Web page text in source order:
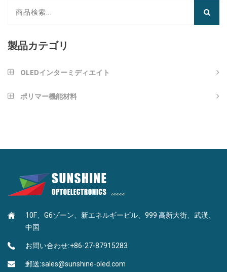
製品カテゴリ
OLEDインターミディエイト
ピリミジンタイプ
ナフタレン型
トリアジンピリミジン型
ホウ酸タイプ
ポリマー機能材料
MLPハイRIインク
BEFハイRIインク
10F、G6ゾーン、新エネルギービル、999 高新大街、武漢、
中国
お問い合わせ:+86-27-87915283
郵送:sales@sunshine-oled.com